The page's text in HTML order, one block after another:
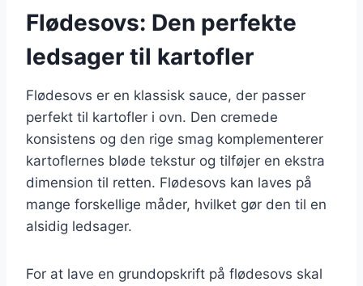
Flødesovs: Den perfekte
ledsager til kartofler
Flødesovs er en klassisk sauce, der passer
perfekt til kartofler i ovn. Den cremede
konsistens og den rige smag komplementerer
kartoflernes bløde tekstur og tilføjer en ekstra
dimension til retten. Flødesovs kan laves på
mange forskellige måder, hvilket gør den til en
alsidig ledsager.
For at lave en grundopskrift på flødesovs skal